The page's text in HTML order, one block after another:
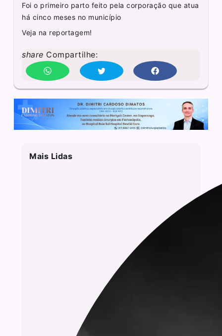
Foi o primeiro parto feito pela corporação que atua
há cinco meses no município
Veja na reportagem!
share Compartilhe:
Mais Lidas